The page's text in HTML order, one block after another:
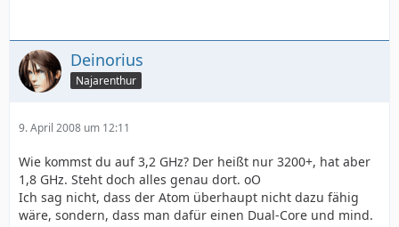
Deinorius
Najarenthur
9. April 2008 um 12:11
Wie kommst du auf 3,2 GHz? Der heißt nur 3200+, hat aber
1,8 GHz. Steht doch alles genau dort. oO
Ich sag nicht, dass der Atom überhaupt nicht dazu fähig
wäre, sondern, dass man dafür einen Dual-Core und mind.